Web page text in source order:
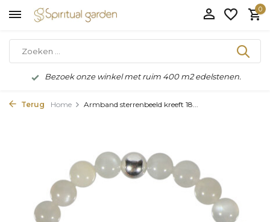
0
Bezoek onze winkel met ruim 400 m2 edelstenen.
Terug Home Armband sterrenbeeld kreeft 18...